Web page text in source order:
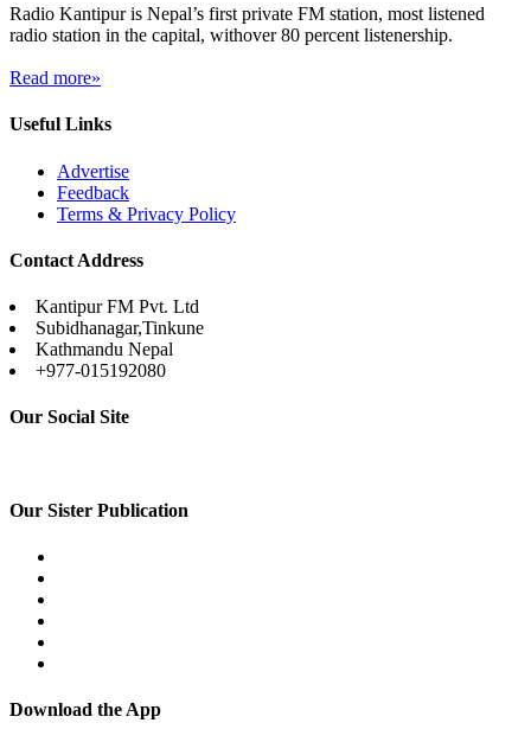
Radio Kantipur is Nepal’s first private FM station, most listened
radio station in the capital, withover 80 percent listenership.
Read more»
Useful Links
Advertise
Feedback
Terms & Privacy Policy
Contact Address
Kantipur FM Pvt. Ltd
Subidhanagar,Tinkune
Kathmandu Nepal
+977-015192080
Our Social Site
Our Sister Publication
Download the App